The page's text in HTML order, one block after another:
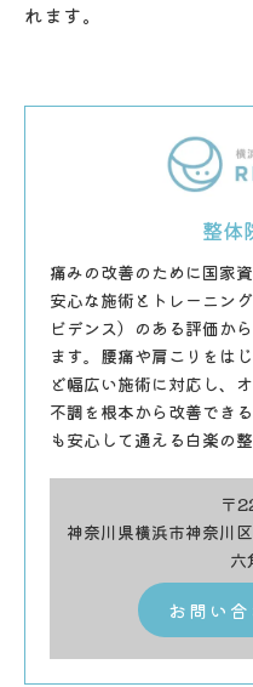
れます。
整
痛みの改善のために国家
安心な施術とトレーニン
ビデンス）のある評価か
ます。腰痛や肩こりをは
ど幅広い施術に対応し、
不調を根本から改善でき
も安心して通える白楽の整
〒
神奈川県横浜市神奈川
六
お問い